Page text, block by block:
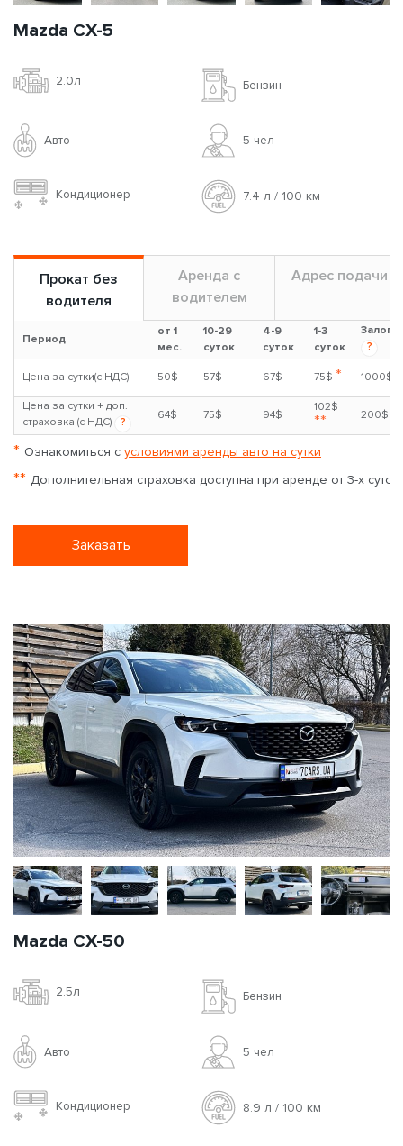
Mazda CX-5
2.0л Бензин
Авто 5 чел
Кондиционер 7.4 л / 100 км
Прокат без
водителя
Аренда с
водителем
Адрес подачи
Период
от 1
мес.
10-29
суток
4-9
суток
1-3
суток
Залог
?
Цена за сутки(с НДС) 50$ 57$ 67$ 75$ * 1000$
Цена за сутки + доп.
страховка (с НДС)
?
64$ 75$ 94$
102$
** 200$
* Ознакомиться с условиями аренды авто на сутки
** Дополнительная страховка доступна при аренде от 3-х суток
Заказать
Mazda CX-50
2.5л Бензин
Авто 5 чел
Кондиционер 8.9 л / 100 км